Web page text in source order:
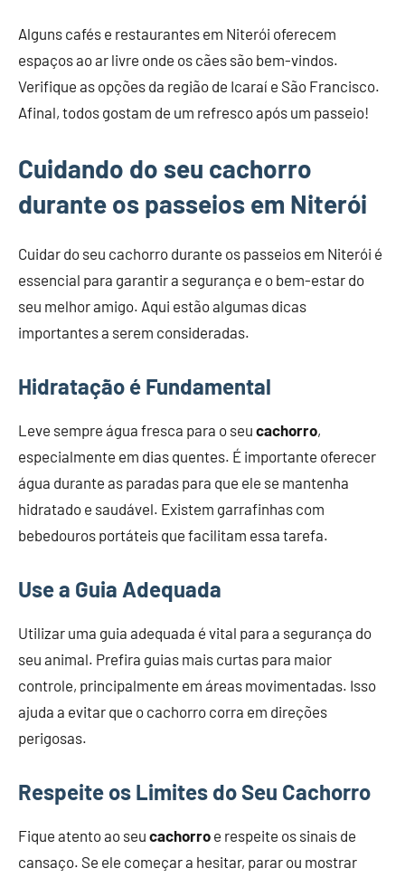
Alguns cafés e restaurantes em Niterói oferecem
espaços ao ar livre onde os cães são bem-vindos.
Verifique as opções da região de Icaraí e São Francisco.
Afinal, todos gostam de um refresco após um passeio!
Cuidando do seu cachorro
durante os passeios em Niterói
Cuidar do seu cachorro durante os passeios em Niterói é
essencial para garantir a segurança e o bem-estar do
seu melhor amigo. Aqui estão algumas dicas
importantes a serem consideradas.
Hidratação é Fundamental
Leve sempre água fresca para o seu cachorro,
especialmente em dias quentes. É importante oferecer
água durante as paradas para que ele se mantenha
hidratado e saudável. Existem garrafinhas com
bebedouros portáteis que facilitam essa tarefa.
Use a Guia Adequada
Utilizar uma guia adequada é vital para a segurança do
seu animal. Prefira guias mais curtas para maior
controle, principalmente em áreas movimentadas. Isso
ajuda a evitar que o cachorro corra em direções
perigosas.
Respeite os Limites do Seu Cachorro
Fique atento ao seu cachorro e respeite os sinais de
cansaço. Se ele começar a hesitar, parar ou mostrar